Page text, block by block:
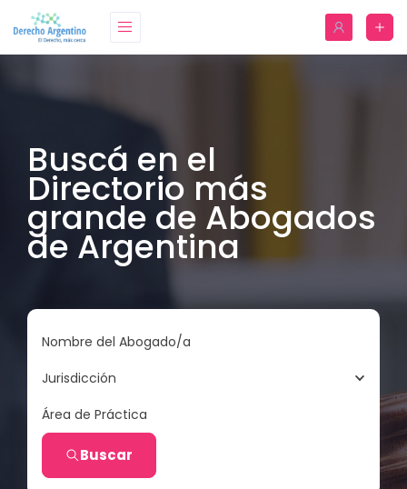
Buscá en el
Directorio más
grande de Abogados
de Argentina
Nombre del Abogado/a
Jurisdicción
Área de Práctica
Buscar